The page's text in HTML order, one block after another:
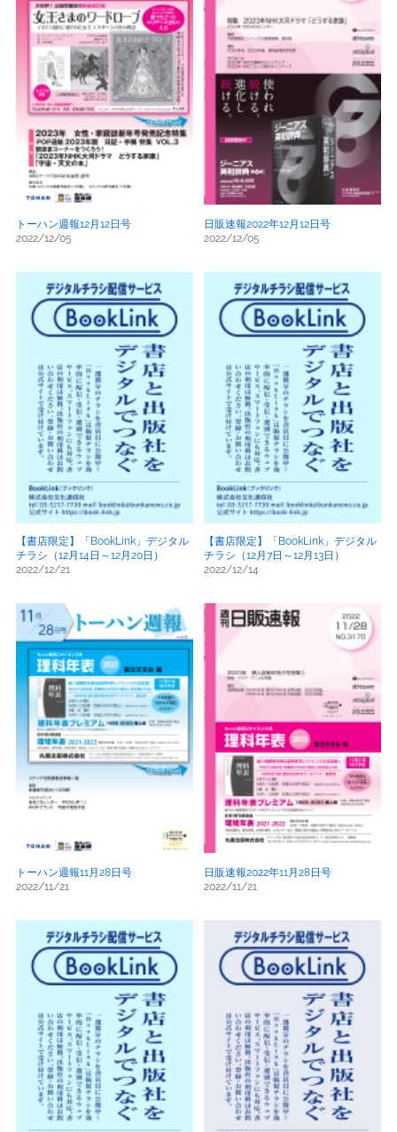
トーハン週報12月12日号
2022/12/05
日販速報2022年12月12日号
2022/12/05
【書店限定】「BookLink」デジタル
チラシ（12月14日～12月20日）
2022/12/21
【書店限定】「BookLink」デジタル
チラシ（12月7日～12月13日）
2022/12/14
トーハン週報11月28日号
2022/11/21
日販速報2022年11月28日号
2022/11/21